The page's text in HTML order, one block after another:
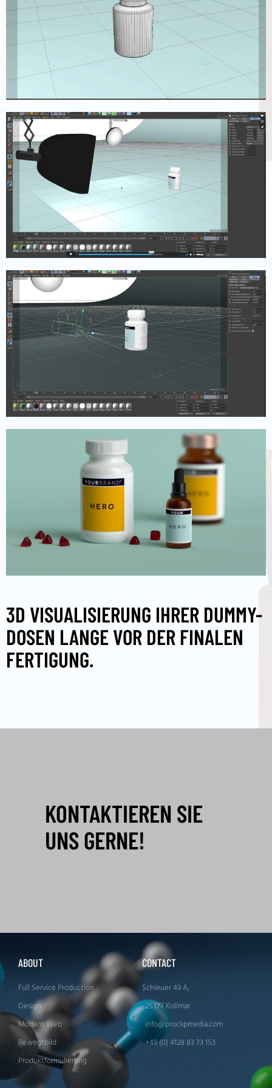
3D VISUALISIERUNG IHRER DUMMY-
DOSEN LANGE VOR DER FINALEN
FERTIGUNG.
KONTAKTIEREN SIE
UNS GERNE!
ABOUT
Full Service Production
Design
Modern Web
Bewegtbild
Produktformulierung
CONTACT
Schleuer 49 A,
25377 Kollmar
info@proclipmedia.com
+49 (0) 4128 83 73 153